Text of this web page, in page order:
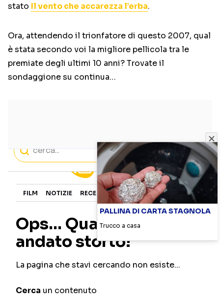
stato Il vento che accarezza l’erba.
Ora, attendendo il trionfatore di questo 2007, qual
è stata secondo voi la migliore pellicola tra le
premiate degli ultimi 10 anni? Trovate il
sondaggione su continua…
PALLINA DI CARTA STAGNOLA
Trucco a casa